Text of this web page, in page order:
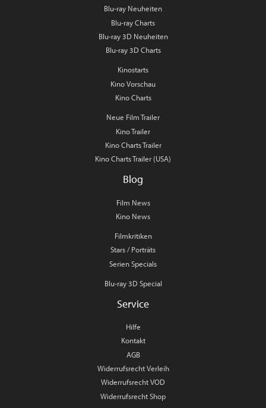
Blu-ray Neuheiten
Blu-ray Charts
Blu-ray 3D Neuheiten
Blu-ray 3D Charts
Kinostarts
Kino Vorschau
Kino Charts
Neue Film Trailer
Kino Trailer
Kino Charts Trailer
Kino Charts Trailer (USA)
Blog
Film News
Kino News
Filmkritiken
Stars / Porträts
Serien Specials
Blu-ray 3D Special
Service
Hilfe
Kontakt
AGB
Widerrufsrecht Verleih
Widerrufsrecht VOD
Widerrufsrecht Shop